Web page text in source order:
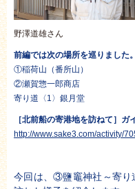
野澤道雄さん
前編では次の場所を巡りました。
①稲荷山（番所山）
②瀬賀惣一郎商店
寄り道〈1〉銀月堂
［北前船の寄港地を訪ねて］ガ
http://www.sake3.com/activity/
今回は、③鹽竈神社～寄